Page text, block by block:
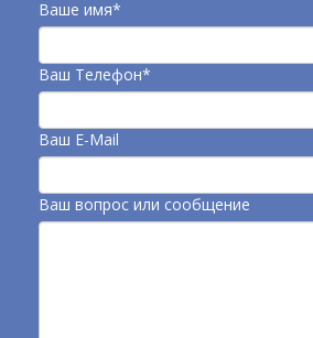
Ваше имя*
Ваш Телефон*
Ваш E-Mail
Ваш вопрос или сообщение